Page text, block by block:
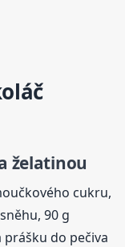
želatinou
cukru,
90 g
do pečiva